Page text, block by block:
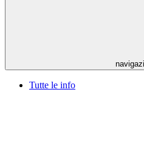
Tutte le info